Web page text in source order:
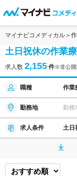
マイナビコメディカル
土日祝休の作業
求人数 2,155 件※非公開
職種 作業
勤務地 勤務
求人条件 土日